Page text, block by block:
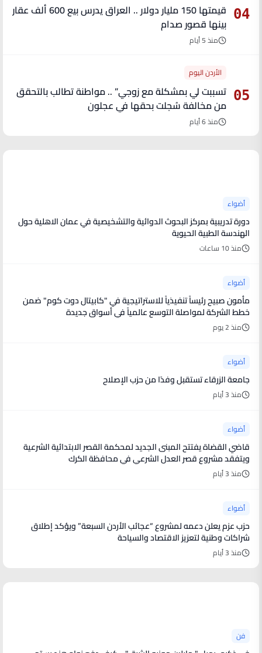
04
قيمتها 150 مليار دولار .. العراق يدرس بيع 600 ألف عقار
بينها قصور صدام
منذ 5 أيام
05
الأردن اليوم
تسببت لي بمشكلة مع زوجي” .. مواطنة تطالب بالتحقق
من مخالفة سُجلت بحقها في عجلون
منذ 6 أيام
أضواء
دورة تدريبية بمركز البحوث الدوائية والتشخيصية في عمان الاهلية حول
الهندسة الطبية الحيوية
منذ 10 ساعات
أضواء
مأمون صبيح رئيساً تنفيذياً للاستراتيجية في "كابيتال دوت كوم" ضمن
خطط الشركة لمواصلة التوسع عالمياً في أسواق جديدة
منذ 2 يوم
أضواء
جامعة الزرقاء تستقبل وفدًا من حزب الإصلاح
منذ 3 أيام
أضواء
قاضي القضاة يفتتح المبنى الجديد لمحكمة القصر الابتدائية الشرعية
ويتفقد مشروع قصر العدل الشرعي في محافظة الكرك
منذ 3 أيام
أضواء
حزب عزم يعلن دعمه لمشروع “عجائب الأردن السبعة” ويؤكد إطلاق
شراكات وطنية لتعزيز الاقتصاد والسياحة
منذ 3 أيام
فن